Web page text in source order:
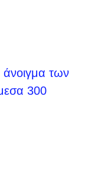
άνοιγμα των
300